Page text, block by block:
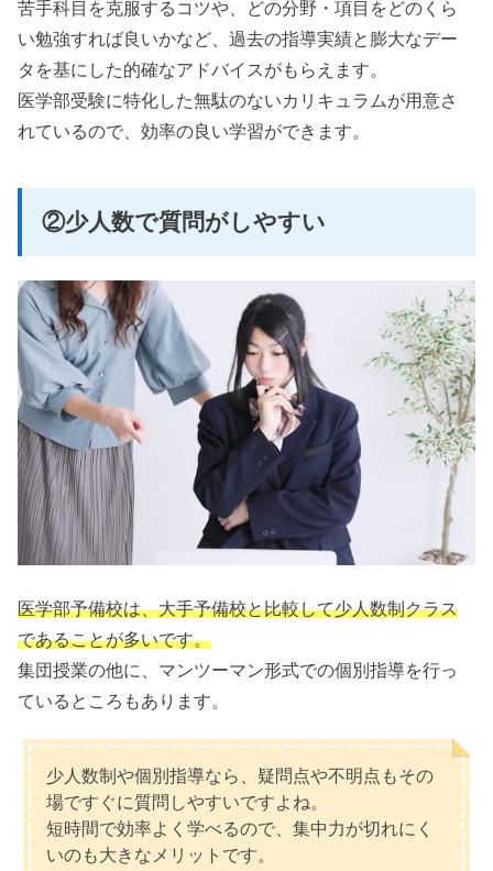
苦手科目を克服するコツや、どの分野・項目をどのくら
い勉強すれば良いかなど、過去の指導実績と膨大なデー
タを基にした的確なアドバイスがもらえます。
医学部受験に特化した無駄のないカリキュラムが用意さ
れているので、効率の良い学習ができます。
②少人数で質問がしやすい
医学部予備校は、大手予備校と比較して少人数制クラス
であることが多いです。
集団授業の他に、マンツーマン形式での個別指導を行っ
ているところもあります。
少人数制や個別指導なら、疑問点や不明点もその
場ですぐに質問しやすいですよね。
短時間で効率よく学べるので、集中力が切れにく
いのも大きなメリットです。